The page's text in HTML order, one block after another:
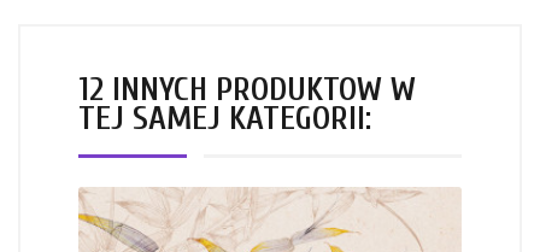
12 INNYCH PRODUKTÓW W
TEJ SAMEJ KATEGORII: